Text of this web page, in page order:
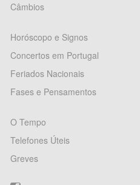
Câmbios
Horóscopo e Signos
Concertos em Portugal
Feriados Nacionais
Fases e Pensamentos
O Tempo
Telefones Úteis
Greves